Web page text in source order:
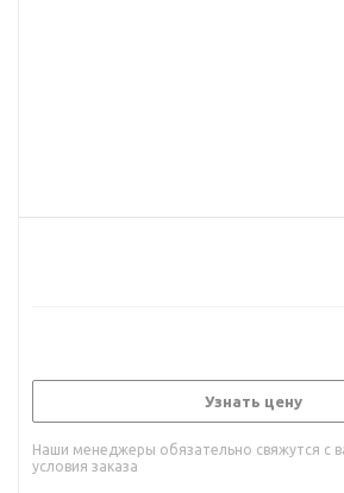
Узнать цену
Наши менеджеры обязательно свяжутся с
условия заказа